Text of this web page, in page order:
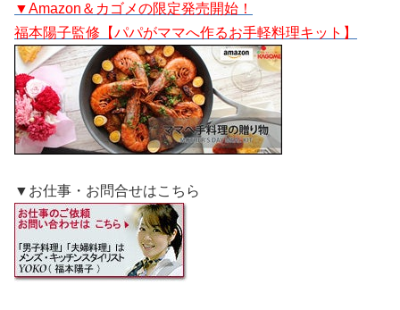
▼Amazon＆カゴメの限定発売開始！
福本陽子監修【パパがママへ作るお手軽料理キット】
▼お仕事・お問合せはこちら